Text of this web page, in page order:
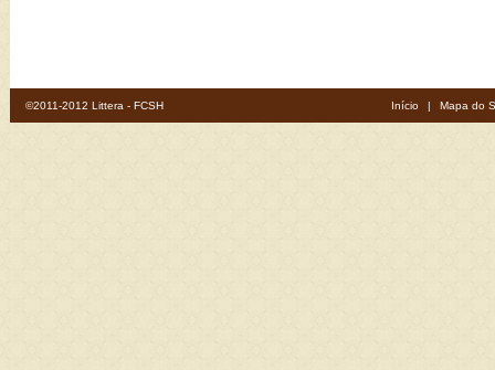
©2011-2012 Littera - FCSH Início | Mapa do